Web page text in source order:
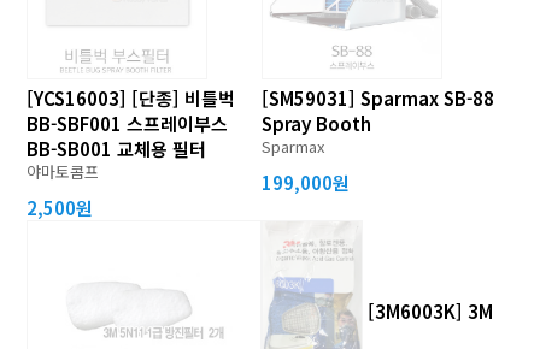
[YCS16003] [단종] 비틀벅
BB-SBF001 스프레이부스
BB-SB001 교체용 필터
야마토콤프
2,500원
[SM59031] Sparmax SB-88
Spray Booth
Sparmax
199,000원
[3M6003K] 3M